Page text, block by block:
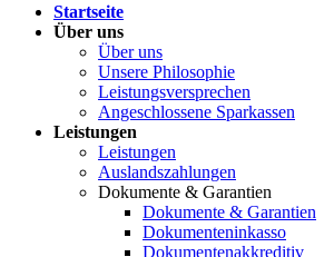
Startseite
Über uns
Über uns
Unsere Philosophie
Leistungsversprechen
Angeschlossene Sparkassen
Leistungen
Leistungen
Auslandszahlungen
Dokumente & Garantien
Dokumente & Garantien
Dokumenteninkasso
Dokumentenakkreditiv